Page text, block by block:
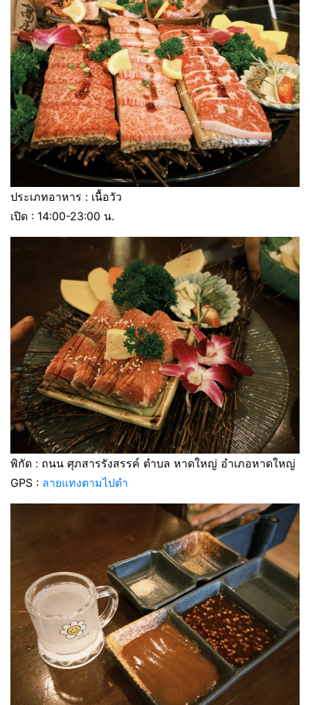
ประเภทอาหาร : เนื้อวัว
เปิด : 14:00-23:00 น.
พิกัด : ถนน ศุภสารรังสรรค์ ตำบล หาดใหญ่ อำเภอหาดใหญ่
GPS : ลายแทงตามไปตำ